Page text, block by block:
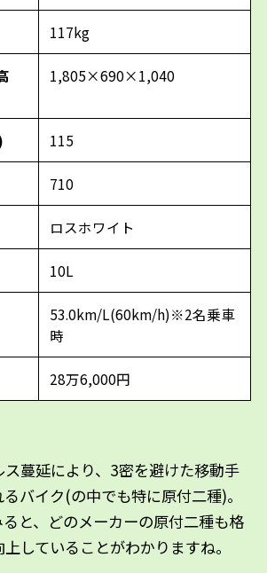
117kg
1,805×690×1,040
115
710
ロスホワイト
10L
53.0km/L(60km/h)※2名乗車
時
28万6,000円
蔓延により、3密を避けた移動手
バイク(の中でも特に原付二種)。
と、どのメーカーの原付二種も格
していることがわかりますね。